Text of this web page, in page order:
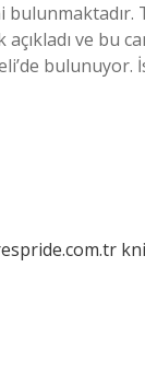
ve bu
bulunuyor.